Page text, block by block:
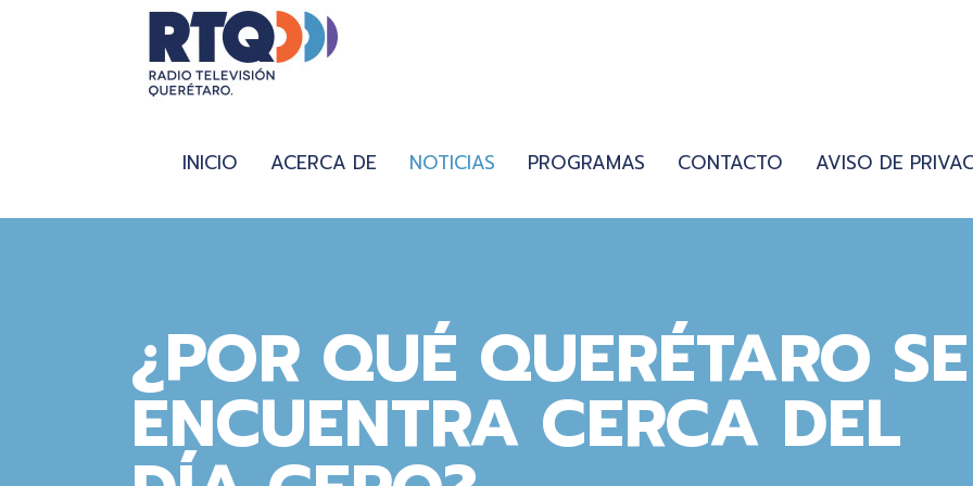
INICIO ACERCA DE NOTICIAS PROGRAMAS CONTACTO AVISO DE
¿POR QUÉ QUERÉTARO SE
ENCUENTRA CERCA DEL